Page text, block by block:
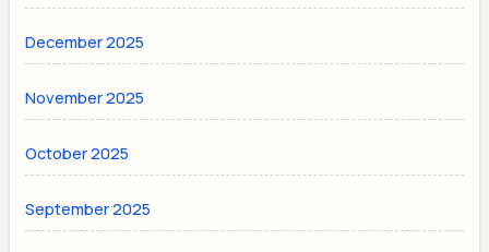
December 2025
November 2025
October 2025
September 2025